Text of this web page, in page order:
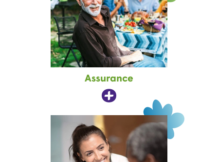
Assurance